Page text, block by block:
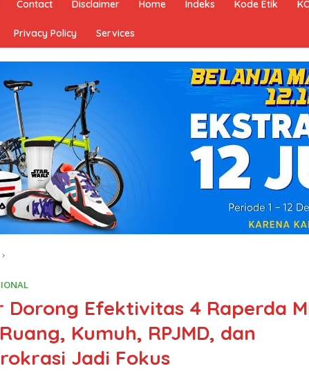
Contact Disclaimer Home Indeks Kode Etik
Privacy Policy Services
Dorong Efektivitas 4 Raperda
Kumuh, RPJMD, dan
Jadi Fokus